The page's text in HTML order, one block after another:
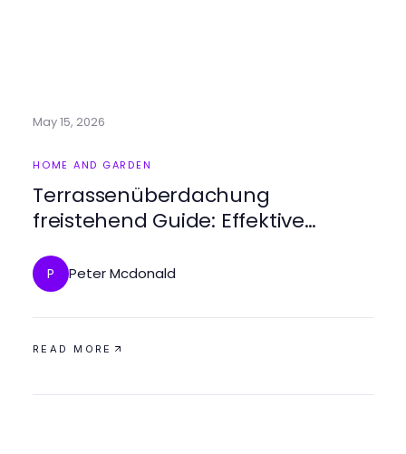
May 15, 2026
HOME AND GARDEN
Terrassenüberdachung
freistehend Guide: Effektive
P Peter Mcdonald
READ MORE